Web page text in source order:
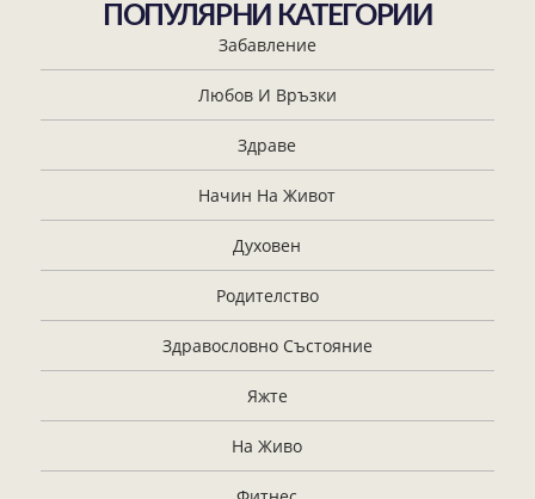
ПОПУЛЯРНИ КАТЕГОРИИ
Забавление
Любов И Връзки
Здраве
Начин На Живот
Духовен
Родителство
Здравословно Състояние
Яжте
На Живо